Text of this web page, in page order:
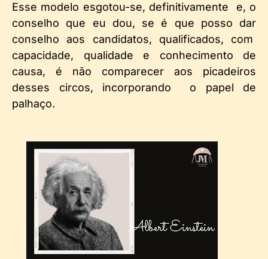
Esse modelo esgotou-se, definitivamente e, o
conselho que eu dou, se é que posso dar
conselho aos candidatos, qualificados, com
capacidade, qualidade e conhecimento de
causa, é não comparecer aos picadeiros
desses circos, incorporando o papel de
palhaço.